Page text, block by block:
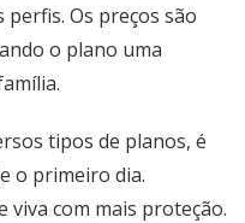
Os preços são
o plano uma
tipos de planos, é
o primeiro dia.
viva com mais proteção.